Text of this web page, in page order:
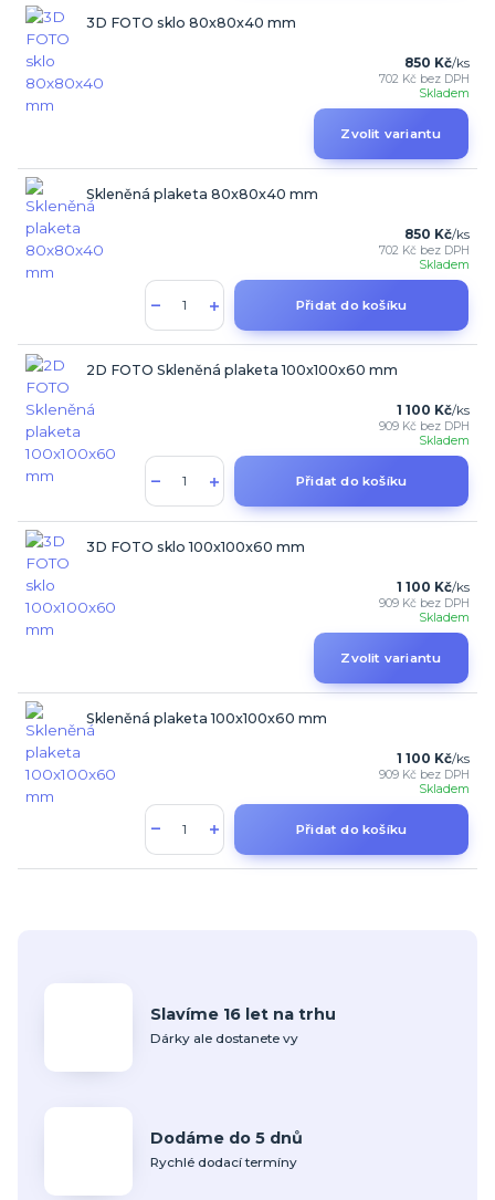
3D FOTO sklo 80x80x40 mm
850 Kč/ks
702 Kč bez DPH
Skladem
Zvolit variantu
Skleněná plaketa 80x80x40 mm
850 Kč/ks
702 Kč bez DPH
Skladem
Přidat do košíku
2D FOTO Skleněná plaketa 100x100x60 mm
1 100 Kč/ks
909 Kč bez DPH
Skladem
Přidat do košíku
3D FOTO sklo 100x100x60 mm
1 100 Kč/ks
909 Kč bez DPH
Skladem
Zvolit variantu
Skleněná plaketa 100x100x60 mm
1 100 Kč/ks
909 Kč bez DPH
Skladem
Přidat do košíku
Slavíme 16 let na trhu
Dárky ale dostanete vy
Dodáme do 5 dnů
Rychlé dodací termíny